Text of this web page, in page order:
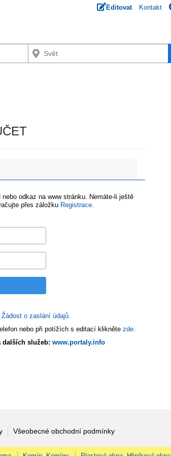
Editovat Kontakt
odkaz na www stránku. Nemáte-li ještě
přes záložku Registrace
Žádost o zaslání údajů.
nebo při potížích s editací klikněte zde
dalších služeb: www.portaly.info
Všeobecné obchodní podmínky